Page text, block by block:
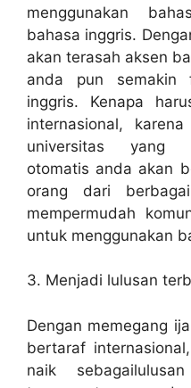
menggunakan
bahasa inggris.
akan terasah aksen
anda pun semakin
inggris. Kenapa
internasional,
universitas yang
otomatis anda akan
orang dari
mempermudah
untuk menggunakan
3. Menjadi lulusan
Dengan memegang
bertaraf
naik